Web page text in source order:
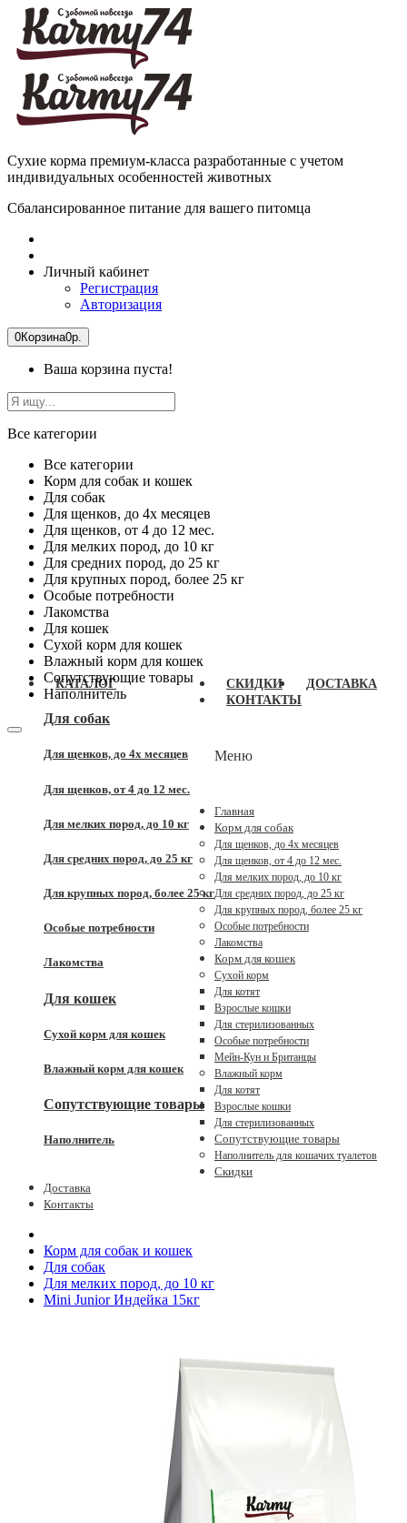
Сухие корма премиум-класса разработанные с учетом
индивидуальных особенностей животных
Сбалансированное питание для вашего питомца
Личный кабинет
Регистрация
Авторизация
0Корзина0р.
Ваша корзина пуста!
Все категории
Все категории
Корм для собак и кошек
Для собак
Для щенков, до 4x месяцев
Для щенков, от 4 до 12 мес.
Для мелких пород, до 10 кг
Для средних пород, до 25 кг
Для крупных пород, более 25 кг
Особые потребности
Лакомства
Для кошек
Сухой корм для кошек
Влажный корм для кошек
Сопутствующие товары
Наполнитель
КАТАЛОГ
Для собак
Для щенков, до 4x месяцев
Для щенков, от 4 до 12 мес.
Для мелких пород, до 10 кг
Для средних пород, до 25 кг
Для крупных пород, более 25 кг
Особые потребности
Лакомства
Для кошек
Сухой корм для кошек
Влажный корм для кошек
Сопутствующие товары
Наполнитель
СКИДКИ
ДОСТАВКА
КОНТАКТЫ
Меню
Главная
Корм для собак
Для щенков, до 4x месяцев
Для щенков, от 4 до 12 мес.
Для мелких пород, до 10 кг
Для средних пород, до 25 кг
Для крупных пород, более 25 кг
Особые потребности
Лакомства
Корм для кошек
Сухой корм
Для котят
Взрослые кошки
Для стерилизованных
Особые потребности
Мейн-Кун и Британцы
Влажный корм
Для котят
Взрослые кошки
Для стерилизованных
Сопутствующие товары
Наполнитель для кошачих туалетов
Скидки
Доставка
Контакты
Корм для собак и кошек
Для собак
Для мелких пород, до 10 кг
Mini Junior Индейка 15кг